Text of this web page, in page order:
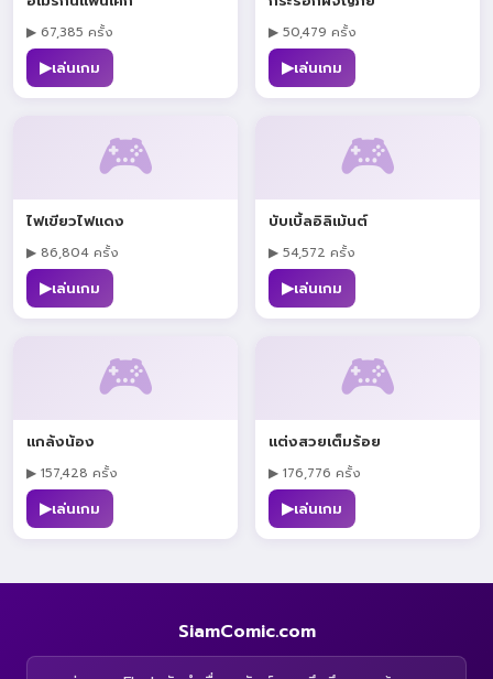
▶ 67,385 ครั้ง
▶เล่นเกม
▶ 50,479 ครั้ง
▶เล่นเกม
🎮
ไฟเขียวไฟแดง
▶ 86,804 ครั้ง
▶เล่นเกม
🎮
บับเบิ้ลอิลิเม้นต์
▶ 54,572 ครั้ง
▶เล่นเกม
🎮
แกล้งน้อง
▶ 157,428 ครั้ง
▶เล่นเกม
🎮
แต่งสวยเต็มร้อย
▶ 176,776 ครั้ง
▶เล่นเกม
SiamComic.com